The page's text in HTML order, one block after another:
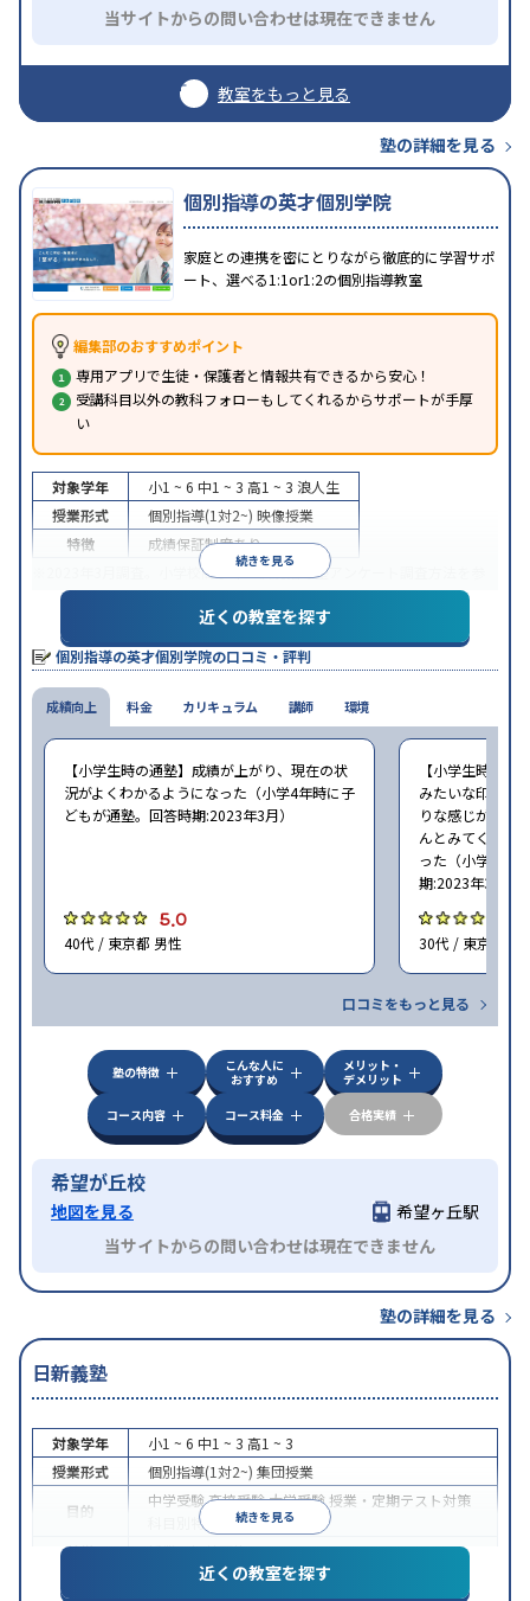
当サイトからの問い合わせは現在できません
教室をもっと見る
塾の詳細を見る
個別指導の英才個別学院
家庭との連携を密にとりながら徹底的に学習サポ
ート、選べる1:1or1:2の個別指導教室
編集部のおすすめポイント
専用アプリで生徒・保護者と情報共有できるから安心！
受講科目以外の教科フォローもしてくれるからサポートが手厚
い
続きを見る
対象学年 小1 ~ 6 中1 ~ 3 高1 ~ 3 浪人生
授業形式
個別指導(1対2~) 映像授業
特徴
成績保証制度あり
小学校高学年の個別指導塾アンケート調査方法
近くの教室を探す
個別指導の英才個別学院の口コミ・評判
成績向上
【小学生時の通塾】成績が上がり、現在の状
況がよくわかるようになった（小学4年時に子
どもが通塾。回答時期:2023年3月）
5.0
40代 / 東京都 男性
【小学生時の通
みたいな印象で
りな感じがあっ
んとみてくれる
った（小学4〜6
期:2023年3月）
30代 / 東京都 女
口コミをもっと見る
料金 カリキュラム 講師 環境
塾の特徴
こんな人に
おすすめ
メリット・
デメリット
コース内容
コース料金 合格実績
希望が丘校
地図を見る
希望ヶ丘駅
当サイトからの問い合わせは現在できません
塾の詳細を見る
日新義塾
続きを見る
対象学年 小1 ~ 6 中1 ~ 3 高1 ~ 3
授業形式
個別指導(1対2~) 集団授業
目的
中学受験高校受験大学受験 授業・定期テスト対策
科目別特化対策
特徴
授業の振替可能
近くの教室を探す